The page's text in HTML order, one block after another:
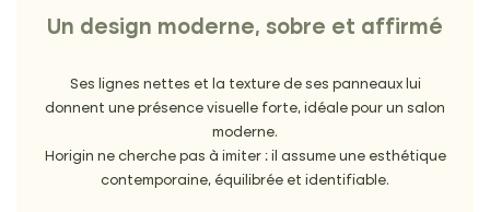
Un design moderne, sobre et affirmé
Ses lignes nettes et la texture de ses panneaux lui
donnent une présence visuelle forte, idéale pour un salon
moderne.
Horigin ne cherche pas à imiter : il assume une esthétique
contemporaine, équilibrée et identifiable.